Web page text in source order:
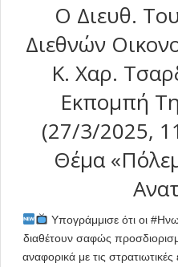
Ο Διευθ.
Διεθνών
Κ. Χαρ.
Εκπομπή
(27/3/2025,
Θέμα
Υπογράμμισε ότι οι
διαθέτουν σαφώς
αναφορικά με τις στρατιωτικές